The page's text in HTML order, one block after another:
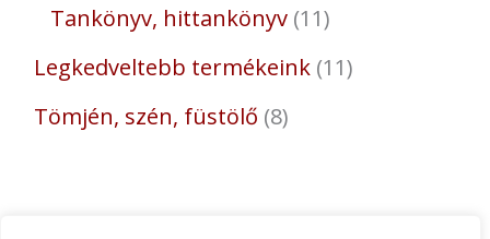
Tankönyv, hittankönyv 11
Legkedveltebb termékeink 11
Tömjén, szén, füstölő 8